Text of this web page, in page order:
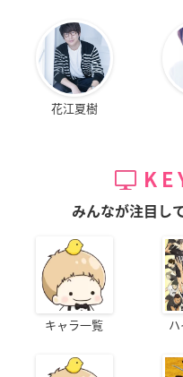
花江夏樹
みんなが注目し
キャラ一覧